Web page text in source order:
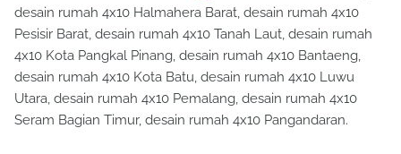
desain rumah 4x10 Halmahera Barat, desain rumah 4x10
Pesisir Barat, desain rumah 4x10 Tanah Laut, desain rumah
4x10 Kota Pangkal Pinang, desain rumah 4x10 Bantaeng,
desain rumah 4x10 Kota Batu, desain rumah 4x10 Luwu
Utara, desain rumah 4x10 Pemalang, desain rumah 4x10
Seram Bagian Timur, desain rumah 4x10 Pangandaran.